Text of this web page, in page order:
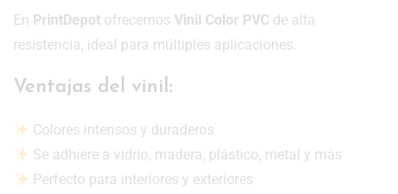
En PrintDepot ofrecemos Vinil Color PVC de alta
resistencia, ideal para múltiples aplicaciones.
Ventajas del vinil:
Colores intensos y duraderos
Se adhiere a vidrio, madera, plástico, metal y más
Perfecto para interiores y exteriores